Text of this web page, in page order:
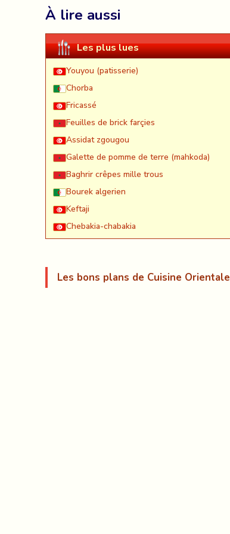
À lire aussi
Les plus lues
Youyou (patisserie)
Chorba
Fricassé
Feuilles de brick farçies
Assidat zgougou
Galette de pomme de terre (mahkoda)
Baghrir crêpes mille trous
Bourek algerien
Keftaji
Chebakia-chabakia
Les bons plans de Cuisine Orientale